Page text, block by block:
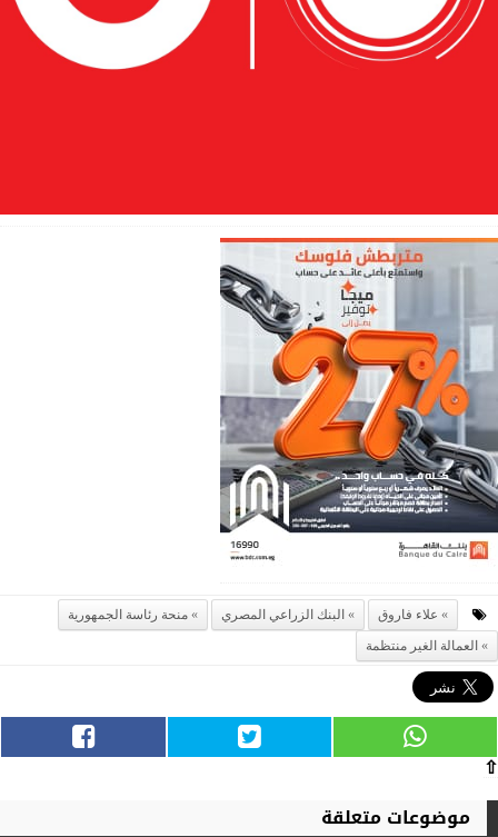
علاء فاروق البنك الزراعي المصري
منحة رئاسة الجمهورية
العمالة الغير منتظمة
⇧
موضوعات متعلقة